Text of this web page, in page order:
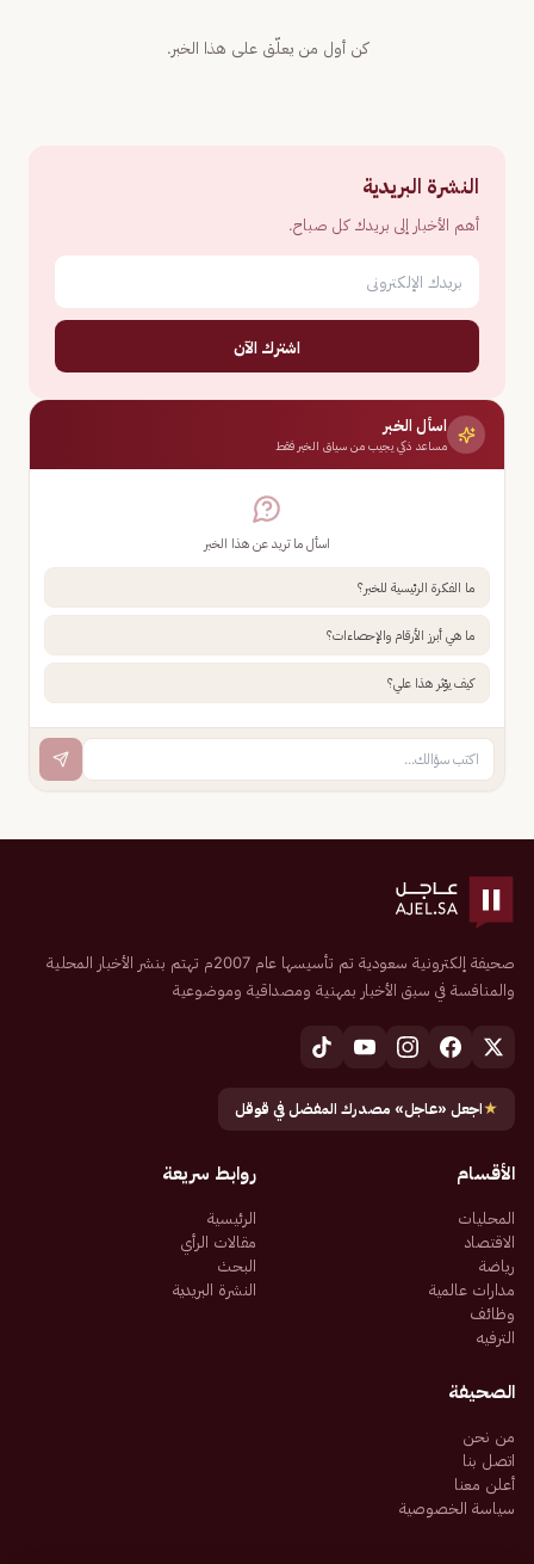
كن أول من يعلّق على هذا الخبر.
النشرة البريدية
أهم الأخبار إلى بريدك كل صباح.
اشترك الآن
اسأل الخبر
مساعد ذكي يجيب من سياق الخبر فقط
اسأل ما تريد عن هذا الخبر
ما الفكرة الرئيسية للخبر؟
ما هي أبرز الأرقام والإحصاءات؟
كيف يؤثر هذا علي؟
صحيفة إلكترونية سعودية تم تأسيسها عام 2007م تهتم بنشر الأخبار المحلية
والمنافسة في سبق الأخبار بمهنية ومصداقية وموضوعية
★اجعل «عاجل» مصدرك المفضل في قوقل
الأقسام
المحليات
الاقتصاد
رياضة
مدارات عالمية
وظائف
الترفيه
روابط سريعة
الرئيسية
مقالات الرأي
البحث
النشرة البريدية
الصحيفة
من نحن
اتصل بنا
أعلن معنا
سياسة الخصوصية